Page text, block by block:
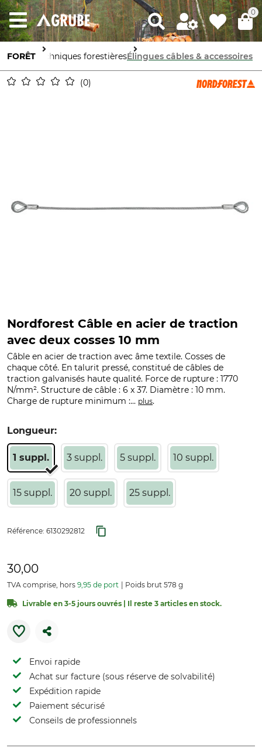
0
FORÊT Techniques forestièresÉlingues câbles & accessoires
0
Nordforest Câble en acier de traction
avec deux cosses 10 mm
Câble en acier de traction avec âme textile. Cosses de
chaque côté. En talurit pressé, constitué de câbles de
traction galvanisés haute qualité. Force de rupture : 1770
N/mm². Structure de câble : 6 x 37. Diamètre : 10 mm.
Charge de rupture minimum :... plus.
Longueur:
1 suppl. 3 suppl. 5 suppl. 10 suppl.
15 suppl. 20 suppl. 25 suppl.
Référence: 6130292812
30,00
TVA comprise, hors 9,95 de port Poids brut 578 g
Livrable en 3-5 jours ouvrés | Il reste 3 articles en stock.
Envoi rapide
Achat sur facture (sous réserve de solvabilité)
Expédition rapide
Paiement sécurisé
Conseils de professionnels